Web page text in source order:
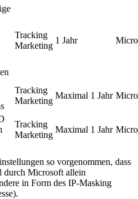
Tracking
Marketing
1 Jahr
Tracking
Marketing
Maximal 1 Jahr
Tracking
Marketing
Maximal 1 Jahr
so vorgenommen, dass
durch Microsoft allein
in Form des IP-Masking